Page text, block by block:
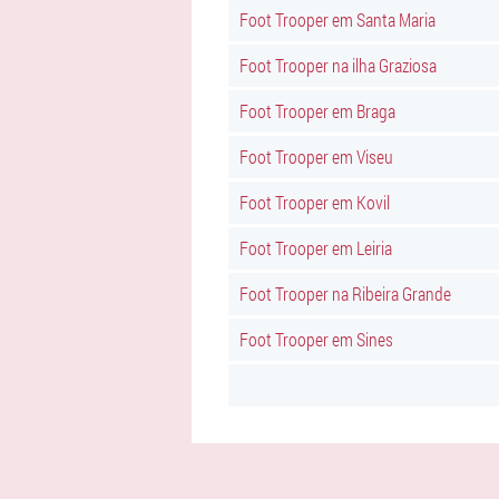
Foot Trooper em Santa Maria
Foot Trooper na ilha Graziosa
Foot Trooper em Braga
Foot Trooper em Viseu
Foot Trooper em Kovil
Foot Trooper em Leiria
Foot Trooper na Ribeira Grande
Foot Trooper em Sines